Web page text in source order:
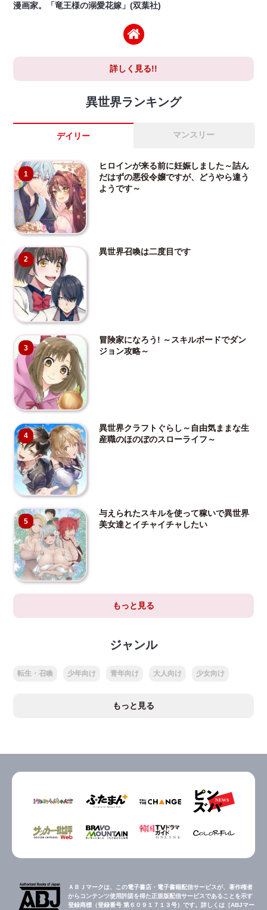
漫画家。「竜王様の溺愛花嫁」(双葉社)
詳しく見る!!
異世界ランキング
デイリー マンスリー
1
ヒロインが来る前に妊娠しました～詰ん
だはずの悪役令嬢ですが、どうやら違う
ようです～
2
異世界召喚は二度目です
3
冒険家になろう! ～スキルボードでダン
ジョン攻略～
4
異世界クラフトぐらし～自由気ままな生
産職のほのぼのスローライフ～
5
与えられたスキルを使って稼いで異世界
美女達とイチャイチャしたい
もっと見る
ジャンル
転生・召喚 少年向け 青年向け 大人向け 少女向け
もっと見る
ＡＢＪマークは、この電子書店・電子書籍配信サービスが、著作権者
からコンテンツ使用許諾を得た正規版配信サービスであることを示す
登録商標（登録番号 第６０９１７１３号）です。詳しくは［ABJマー